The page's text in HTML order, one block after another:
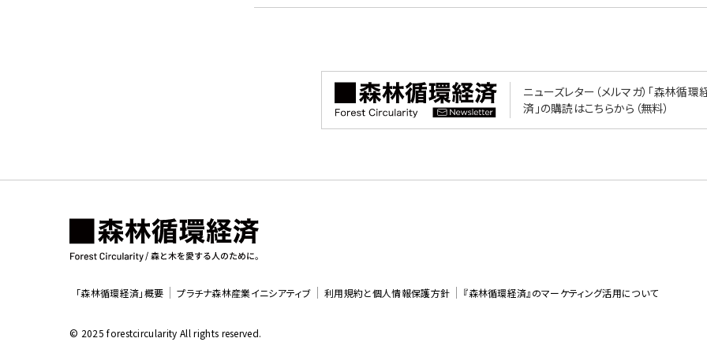
ニューズレター（メルマガ）「森林循環
済」の購読はこちらから（無料）
「森林循環経済」概要 プラチナ森林産業イニシアティブ 利用規約と個人情報保護方針 『森林循環経済』のマーケティング活用について
© 2025 forestcircularity All rights reserved.